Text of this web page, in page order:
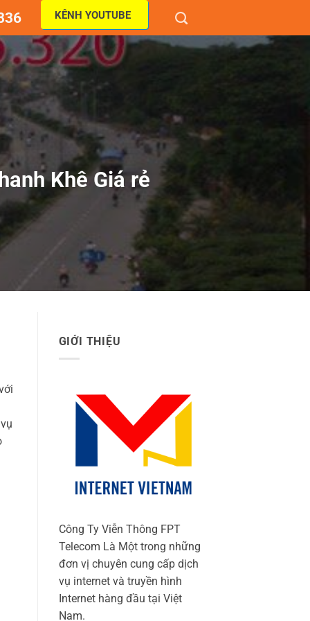
KÊNH YOUTUBE
Khê Giá rẻ
GIỚI THIỆU
Công Ty Viễn Thông FPT
Telecom Là Một trong những
đơn vị chuyên cung cấp dịch
vụ internet và truyền hình
Internet hàng đầu tại Việt
Nam.